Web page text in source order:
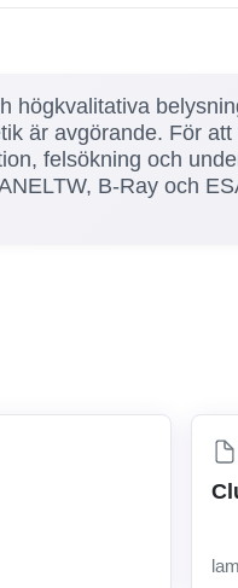
högkvalitativa
är avgörande. För
felsökning och
B-Ray och